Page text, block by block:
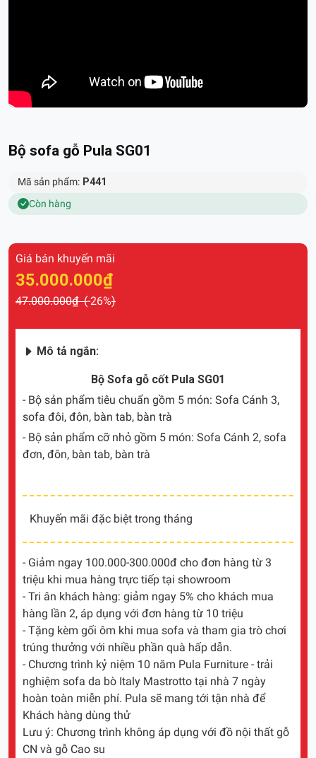
Bộ sofa gỗ Pula SG01
Mã sản phẩm:P441
Còn hàng
Giá bán khuyến mãi
35.000.000₫
47.000.000₫ (-26%)
Mô tả ngắn:
Bộ Sofa gỗ cốt Pula SG01
- Bộ sản phẩm tiêu chuẩn gồm 5 món: Sofa Cánh 3,
sofa đôi, đôn, bàn tab, bàn trà
- Bộ sản phẩm cỡ nhỏ gồm 5 món: Sofa Cánh 2, sofa
đơn, đôn, bàn tab, bàn trà
Khuyến mãi đặc biệt trong tháng
- Giảm ngay 100.000-300.000đ cho đơn hàng từ 3
triệu khi mua hàng trực tiếp tại showroom
- Tri ân khách hàng: giảm ngay 5% cho khách mua
hàng lần 2, áp dụng với đơn hàng từ 10 triệu
- Tặng kèm gối ôm khi mua sofa và tham gia trò chơi
trúng thưởng với nhiều phần quà hấp dẫn.
- Chương trình kỷ niệm 10 năm Pula Furniture - trải
nghiệm sofa da bò Italy Mastrotto tại nhà 7 ngày
hoàn toàn miễn phí. Pula sẽ mang tới tận nhà để
Khách hàng dùng thử
Lưu ý: Chương trình không áp dụng với đồ nội thất gỗ
CN và gỗ Cao su